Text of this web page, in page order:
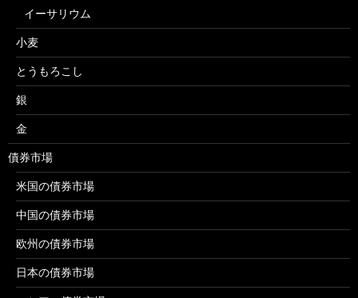
イーサリウム
小麦
とうもろこし
銀
金
債券市場
米国の債券市場
中国の債券市場
欧州の債券市場
日本の債券市場